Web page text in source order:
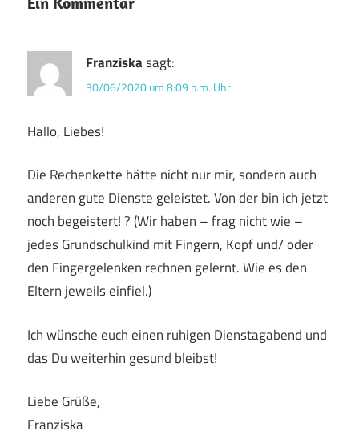
Franziskasagt:
30/06/2020 um 8:09 p.m. Uhr
Hallo, Liebes!
Die Rechenkette hätte nicht nur mir, sondern auch
anderen gute Dienste geleistet. Von der bin ich jetzt
noch begeistert! ? (Wir haben – frag nicht wie –
jedes Grundschulkind mit Fingern, Kopf und/ oder
den Fingergelenken rechnen gelernt. Wie es den
Eltern jeweils einfiel.)
Ich wünsche euch einen ruhigen Dienstagabend und
das Du weiterhin gesund bleibst!
Liebe Grüße,
Franziska